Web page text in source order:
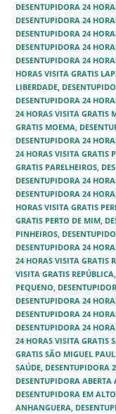
DESENTUPIDORA 24
DESENTUPIDORA 24
DESENTUPIDORA 24
DESENTUPIDORA 24
DESENTUPIDORA 24
HORAS VISITA GRATIS
LIBERDADE‎,
DESENTUPIDORA 24
24 HORAS VISITA GRATIS
GRATIS MOEMA,
DESENTUPIDORA 24
24 HORAS VISITA GRATIS
GRATIS PARELHEIROS‎,
DESENTUPIDORA 24
DESENTUPIDORA 24
HORAS VISITA GRATIS
GRATIS PERTO DE MIM,
PINHEIROS,
DESENTUPIDORA 24
24 HORAS VISITA GRATIS
VISITA GRATIS REPÚBLICA‎,
PEQUENO‎,
DESENTUPIDORA 24
DESENTUPIDORA 24
DESENTUPIDORA 24
24 HORAS VISITA GRATIS
GRATIS SÃO MIGUEL
SAÚDE‎, DESENTUPIDORA
DESENTUPIDORA ABERTA
DESENTUPIDORA EM
ANHANGUERA,